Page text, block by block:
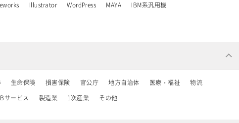
Illustrator WordPress MAYA
IBM系汎用機
生命保険 損害保険 官公庁 地方自治体 医療・福祉
物流
サービス 製造業 1次産業 その他